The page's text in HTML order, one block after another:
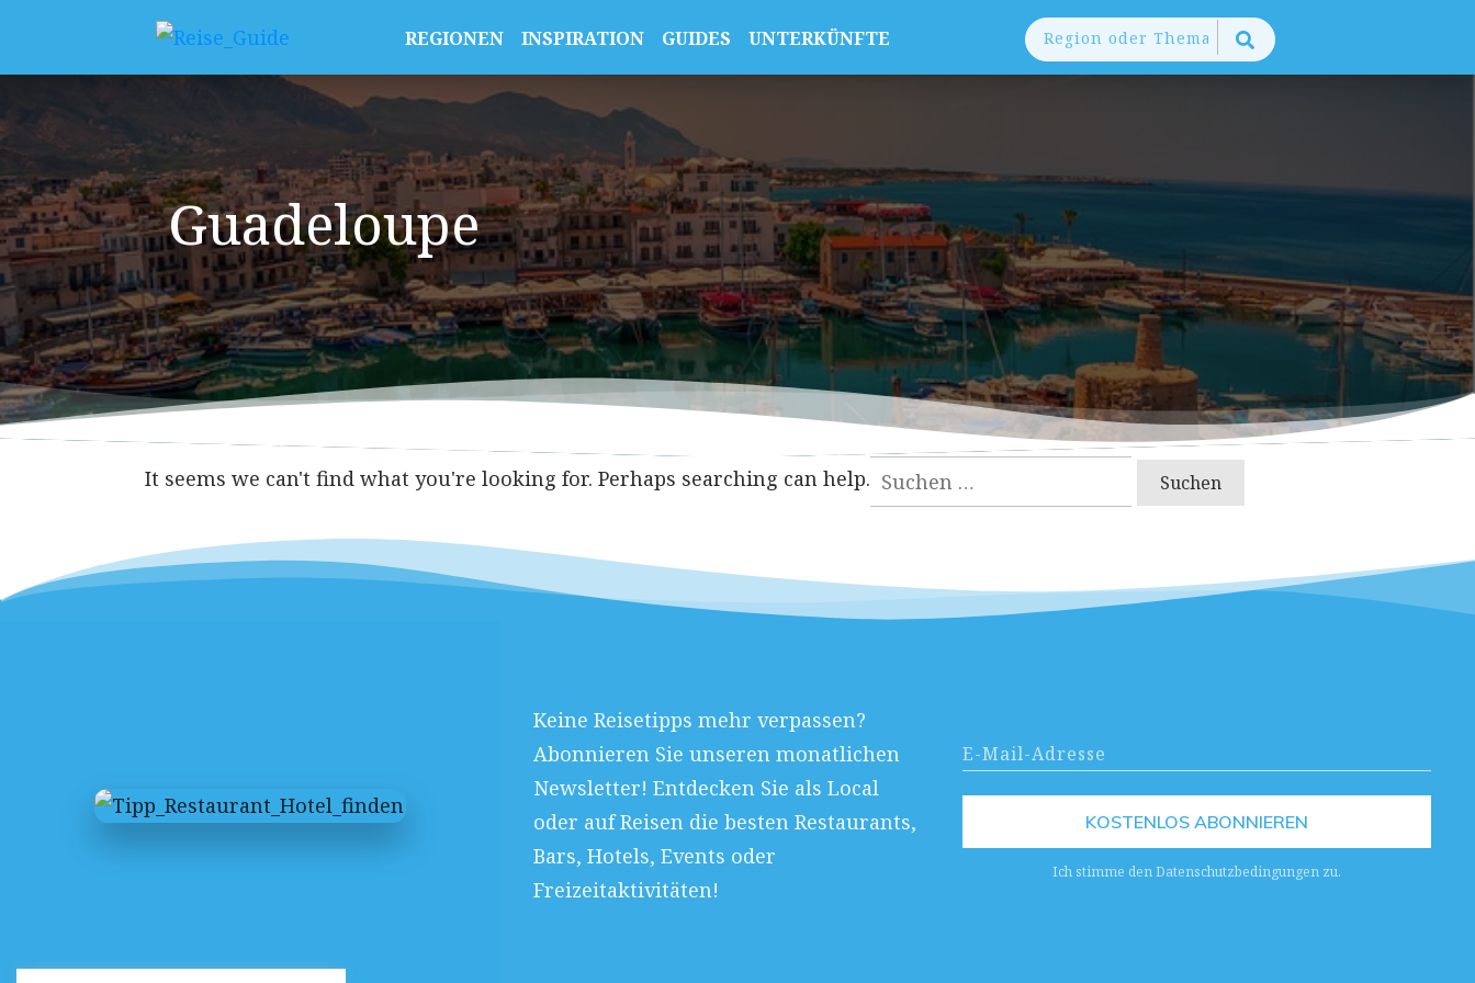
REGIONEN INSPIRATION GUIDES UNTERKÜNFTE
Guadeloupe
It seems we can't find what you're looking for. Perhaps searching can help. Suchen
nach:
Keine Reisetipps mehr verpassen?
Abonnieren Sie unseren monatlichen
Newsletter! Entdecken Sie als Local
oder auf Reisen die besten Restaurants,
Bars, Hotels, Events oder
Freizeitaktivitäten!
KOSTENLOS ABONNIEREN
Ich stimme den Datenschutzbedingungen zu.